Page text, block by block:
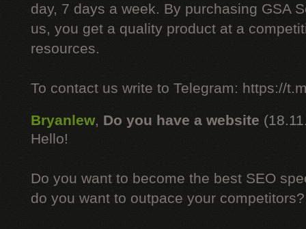
day, 7 days a week. By purchasing GSA
us, you get a quality product at a
resources.
To contact us write to Telegram: https://
Bryanlew, Do you have a website
Hello!
Do you want to become the best SEO
do you want to outpace your competitors?